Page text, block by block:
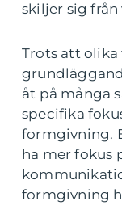
skiljer sig från
Trots att
åt på många
specifika
formgivning.
ha mer fokus
formgivning